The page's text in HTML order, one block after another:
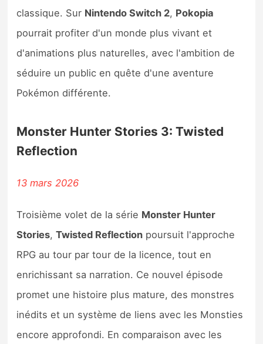
classique. Sur Nintendo Switch 2, Pokopia
pourrait profiter d'un monde plus vivant et
d'animations plus naturelles, avec l'ambition de
séduire un public en quête d'une aventure
Pokémon différente.
Monster Hunter Stories 3: Twisted
Reflection
13 mars 2026
Troisième volet de la série Monster Hunter
Stories,Twisted Reflection poursuit l'approche
RPG au tour par tour de la licence, tout en
enrichissant sa narration. Ce nouvel épisode
promet une histoire plus mature, des monstres
inédits et un système de liens avec les Monsties
encore approfondi. En comparaison avec les